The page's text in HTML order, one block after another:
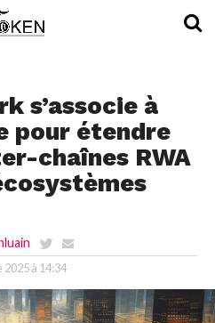
s’associe à
pour étendre
chaînes RWA
à 14:34